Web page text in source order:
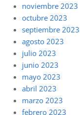
noviembre 2023
octubre 2023
septiembre 2023
agosto 2023
julio 2023
junio 2023
mayo 2023
abril 2023
marzo 2023
febrero 2023